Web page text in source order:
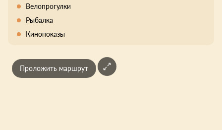
Велопрогулки
Рыбалка
Кинопоказы
Проложить маршрут